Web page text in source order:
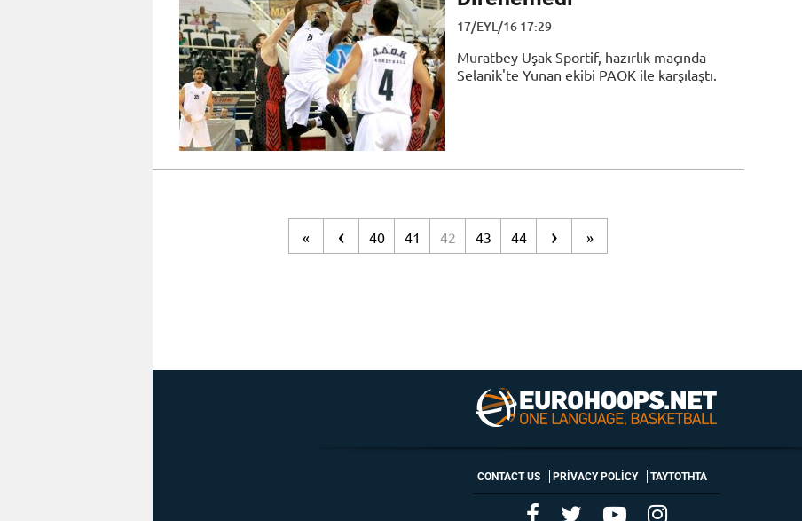
17/EYL/16 17:29
Muratbey Uşak Sportif, hazırlık maçında
Selanik'te Yunan ekibi PAOK ile karşılaştı.
« ‹ 40 41 42 43 44 › »
CONTACT US PRIVACY POLICY ΤΑΥΤΟΤΗΤΑ